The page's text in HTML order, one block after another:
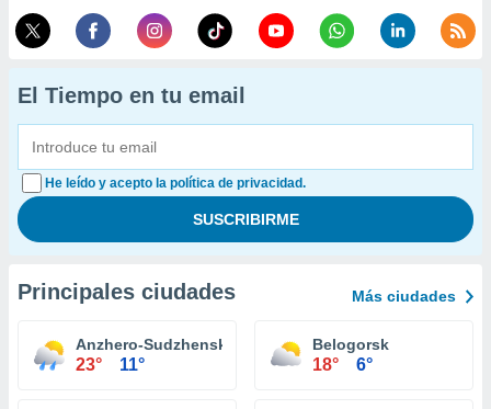
El Tiempo en tu email
He leído y acepto la política de privacidad.
Principales ciudades Más ciudades
Anzhero-Sudzhensk
23° 11°
Belogorsk
18° 6°